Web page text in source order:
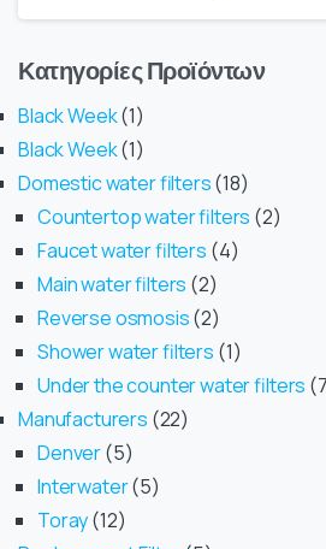
Κατηγορίες Προϊόντων
Black Week 1
Black Week 1
Domestic water filters 18
Countertop water filters 2
Faucet water filters 4
Main water filters 2
Reverse osmosis 2
Shower water filters 1
Under the counter water filters 7
Manufacturers 22
Denver 5
Interwater 5
Toray 12